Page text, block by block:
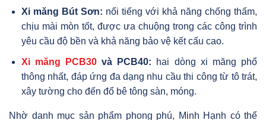
Xi măng Bút Sơn: nổi tiếng với khả năng chống thấm,
chịu mài mòn tốt, được ưa chuộng trong các công trình
yêu cầu độ bền và khả năng bảo vệ kết cấu cao.
Xi măng PCB30 và PCB40: hai dòng xi măng phổ
thông nhất, đáp ứng đa dạng nhu cầu thi công từ tô trát,
xây tường cho đến đổ bê tông sàn, móng.
Nhờ danh mục sản phẩm phong phú, Minh Hạnh có thể